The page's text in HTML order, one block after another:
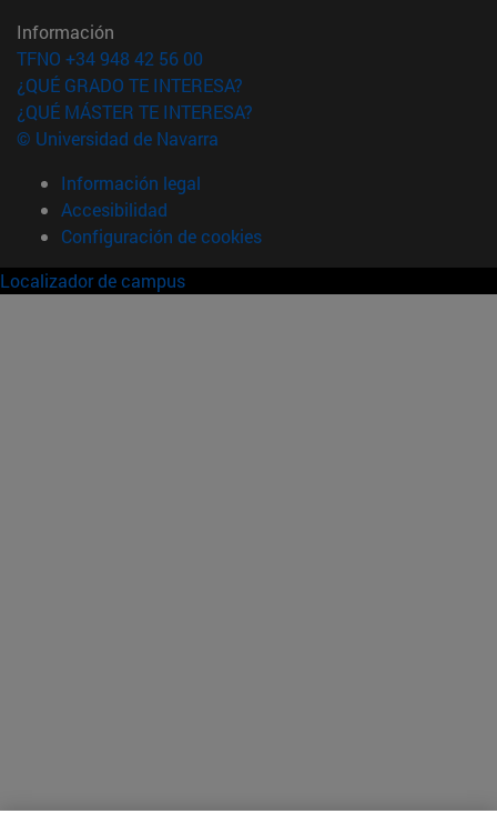
Información
TFNO +34 948 42 56 00
¿QUÉ GRADO TE INTERESA?
¿QUÉ MÁSTER TE INTERESA?
© Universidad de Navarra
Información legal
Accesibilidad
Configuración de cookies
Localizador de campus